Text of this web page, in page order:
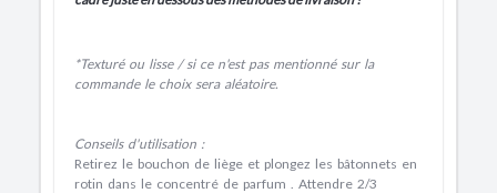
*Texturé ou lisse / si ce n'est pas mentionné sur la
commande le choix sera aléatoire.
Conseils d'utilisation :
Retirez le bouchon de liège et plongez les bâtonnets en
rotin dans le concentré de parfum . Attendre 2/3